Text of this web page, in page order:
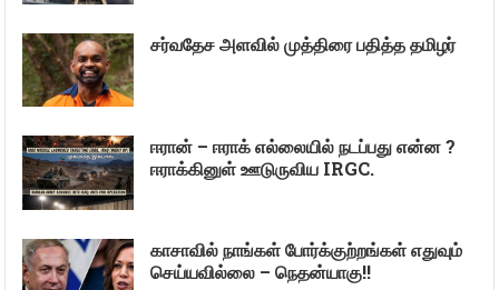
சர்வதேச அளவில் முத்திரை பதித்த தமிழர்
ஈரான் – ஈராக் எல்லையில் நடப்பது என்ன ?
ஈராக்கினுள் ஊடுருவிய IRGC.
காசாவில் நாங்கள் போர்க்குற்றங்கள் எதுவும்
செய்யவில்லை – நெதன்யாகு!!